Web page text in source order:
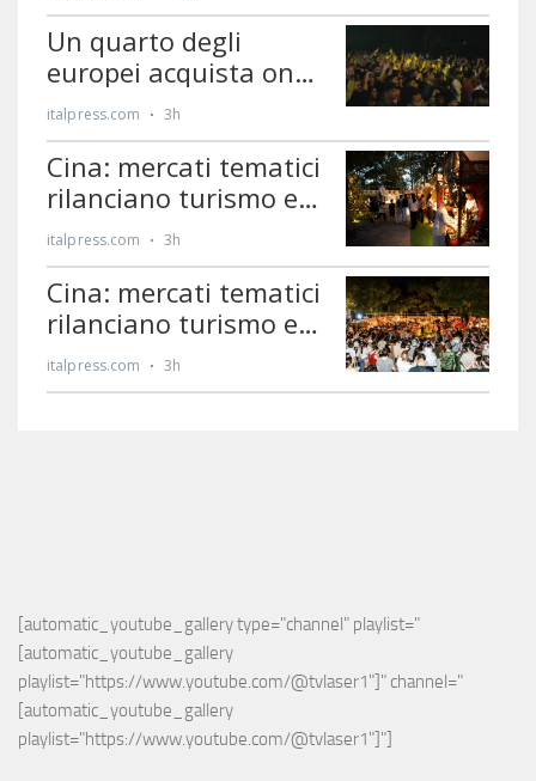
[automatic_youtube_gallery type="channel" playlist="
[automatic_youtube_gallery
playlist="https://www.youtube.com/@tvlaser1"]" channel="
[automatic_youtube_gallery
playlist="https://www.youtube.com/@tvlaser1"]"]